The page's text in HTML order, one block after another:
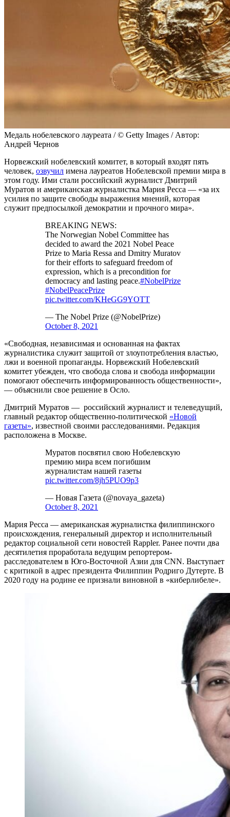
Медаль нобелевского лауреата / © Getty Images / Автор:
Андрей Чернов
Норвежский нобелевский комитет, в который входят пять
человек, озвучил имена лауреатов Нобелевской премии мира в
этом году. Ими стали российский журналист Дмитрий
Муратов и американская журналистка Мария Ресса — «за их
усилия по защите свободы выражения мнений, которая
служит предпосылкой демократии и прочного мира».
BREAKING NEWS:
The Norwegian Nobel Committee has
decided to award the 2021 Nobel Peace
Prize to Maria Ressa and Dmitry Muratov
for their efforts to safeguard freedom of
expression, which is a precondition for
democracy and lasting peace.#NobelPrize
#NobelPeacePrize
pic.twitter.com/KHeGG9YOTT
— The Nobel Prize (@NobelPrize)
October 8, 2021
«Свободная, независимая и основанная на фактах
журналистика служит защитой от злоупотребления властью,
лжи и военной пропаганды. Норвежский Нобелевский
комитет убежден, что свобода слова и свобода информации
помогают обеспечить информированность общественности»,
— объяснили свое решение в Осло.
Дмитрий Муратов — российский журналист и телеведущий,
главный редактор общественно-политической «Новой
газеты», известной своими расследованиями. Редакция
расположена в Москве.
Муратов посвятил свою Нобелевскую
премию мира всем погибшим
журналистам нашей газеты
pic.twitter.com/8jh5PUO9p3
— Новая Газета (@novaya_gazeta)
October 8, 2021
Мария Ресса — американская журналистка филиппинского
происхождения, генеральный директор и исполнительный
редактор социальной сети новостей Rappler. Ранее почти два
десятилетия проработала ведущим репортером-
расследователем в Юго-Восточной Азии для CNN. Выступает
с критикой в адрес президента Филиппин Родриго Дутерте. В
2020 году на родине ее признали виновной в «киберлибеле».